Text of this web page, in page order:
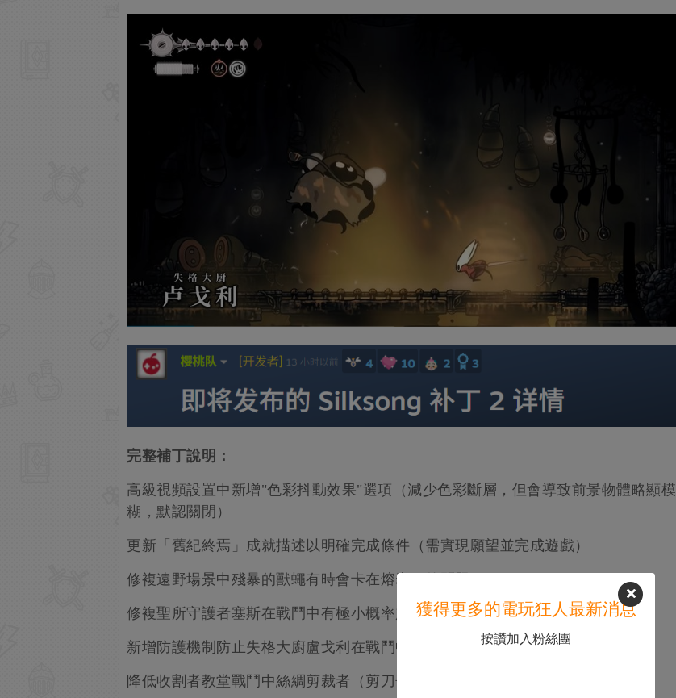
完整補丁說明：
高級視頻設置中新增"色彩抖動效果"選項（減少色彩斷層，但會導致前景物體略顯模
糊，默認關閉）
更新「舊紀終焉」成就描述以明確完成條件（需實現願望並完成遊戲）
修複遠野場景中殘暴的獸蠅有時會卡在熔岩下的問題
修複聖所守護者塞斯在戰鬥中有極小概率超出邊界的異常情況
新增防護機制防止失格大廚盧戈利在戰鬥中飛離螢幕後無法返回
降低收割者教堂戰鬥中絲綢剪裁者（剪刀哥）卡在邊界外的概率
獲得更多的電玩狂人最新消息
按讚加入粉絲團